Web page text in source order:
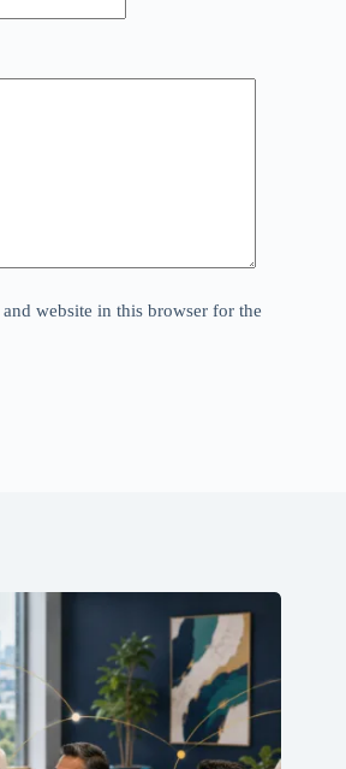
website in this browser for the